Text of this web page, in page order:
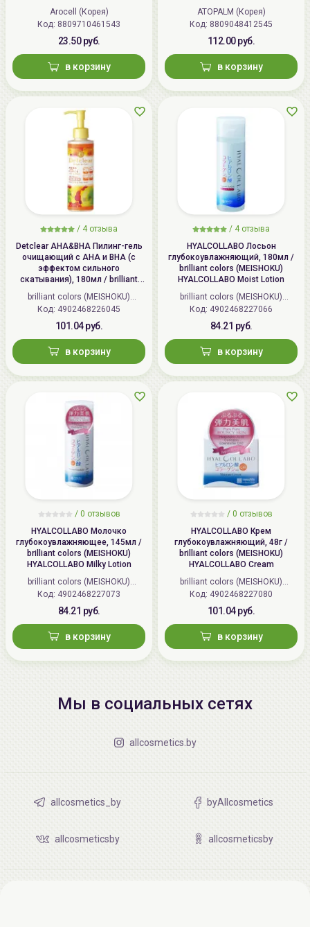
25г | CICA REPAIR Panthenol Gel
Mask
Arocell (Корея)
Код: 8809710461543
23.50 руб.
в корзину
ATOPALM (Корея)
Код: 8809048412545
112.00 руб.
в корзину
/ 4 отзыва
Detclear AHA&BHA Пилинг-гель
очищающий с AHA и BHA (с
эффектом сильного
скатывания), 180мл / brilliant
colors (MEISHOKU) Detclear
Bright&Peel AHA&BHA Fruits
Peeling Jelly
brilliant colors (MEISHOKU)
(Япония)
Код: 4902468226045
101.04 руб.
в корзину
/ 4 отзыва
HYALCOLLABO Лосьон
глубокоувлажняющий, 180мл /
brilliant colors (MEISHOKU)
HYALCOLLABO Moist Lotion
brilliant colors (MEISHOKU)
(Япония)
Код: 4902468227066
84.21 руб.
в корзину
/ 0 отзывов
HYALCOLLABO Молочко
глубокоувлажняющее, 145мл /
brilliant colors (MEISHOKU)
HYALCOLLABO Milky Lotion
brilliant colors (MEISHOKU)
(Япония)
Код: 4902468227073
84.21 руб.
в корзину
/ 0 отзывов
HYALCOLLABO Крем
глубокоувлажняющий, 48г /
brilliant colors (MEISHOKU)
HYALCOLLABO Cream
brilliant colors (MEISHOKU)
(Япония)
Код: 4902468227080
101.04 руб.
в корзину
Мы в социальных сетях
allcosmetics.by
allcosmetics_by byAllcosmetics
allcosmeticsby allcosmeticsby